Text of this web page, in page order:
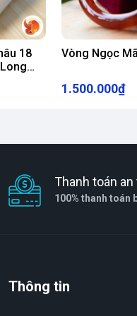
một món trang
vòng tay này
18
Vòng Ngọc
1.500.000₫
Thanh toán an
100% thanh toán
Thông tin